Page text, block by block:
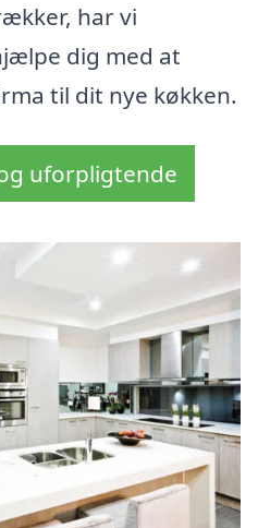
har vi
dig med at
til dit nye køkken.
uforpligtende